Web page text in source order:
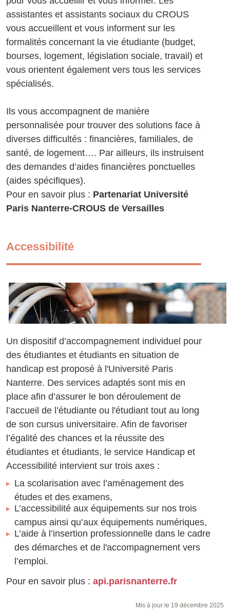
assistantes et assistants sociaux du CROUS
vous accueillent et vous informent sur les
formalités concernant la vie étudiante (budget,
bourses, logement, législation sociale, travail) et
vous orientent également vers tous les services
spécialisés.
Ils vous accompagnent de manière
personnalisée pour trouver des solutions face à
diverses difficultés : financières, familiales, de
santé, de logement…. Par ailleurs, ils instruisent
des demandes d’aides financières ponctuelles
(aides spécifiques).
Pour en savoir plus : Partenariat Université
Paris Nanterre-CROUS de Versailles
Accessibilité
Un dispositif d’accompagnement individuel pour
des étudiantes et étudiants en situation de
handicap est proposé à l'Université Paris
Nanterre. Des services adaptés sont mis en
place afin d’assurer le bon déroulement de
l’accueil de l’étudiante ou l'étudiant tout au long
de son cursus universitaire. Afin de favoriser
l’égalité des chances et la réussite des
étudiantes et étudiants, le service Handicap et
Accessibilité intervient sur trois axes :
La scolarisation avec l’aménagement des
études et des examens,
L’accessibilité aux équipements sur nos trois
campus ainsi qu’aux équipements numériques,
L’aide à l’insertion professionnelle dans le cadre
des démarches et de l'accompagnement vers
l’emploi.
Pour en savoir plus : api.parisnanterre.fr
Mis à jour le 19 décembre 2025